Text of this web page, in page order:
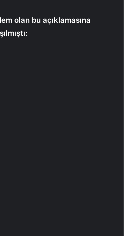
olan bu açıklamasına